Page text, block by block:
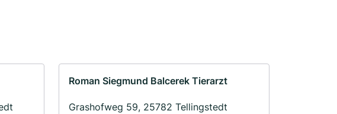
Roman Siegmund Balcerek Tierarzt
Grashofweg 59, 25782 Tellingstedt